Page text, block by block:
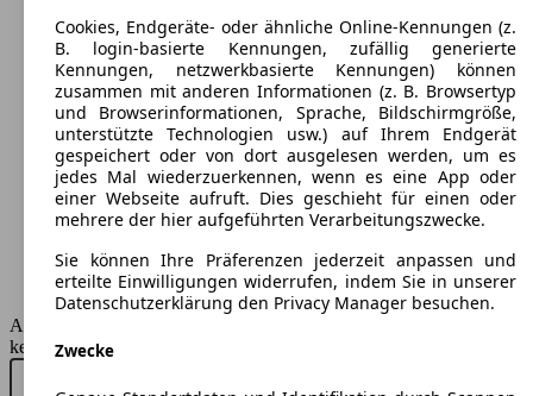
Maße (L/B/H):
ab 4980 x 1911 x 1408 mm
Leistung:
320 KW (435 PS)
Türen:
5
Sitze:
4
Kofferraum:
Anhängelast:
2100 kg
AutoScout24 GmbH übernimmt für die Richtigkeit der Angaben
keine Gewähr.
Cookies, Endgeräte- oder ähnliche Online-Kennungen (z.
B. login-basierte Kennungen, zufällig generierte
Kennungen, netzwerkbasierte Kennungen) können
zusammen mit anderen Informationen (z. B. Browsertyp
und Browserinformationen, Sprache, Bildschirmgröße,
unterstützte Technologien usw.) auf Ihrem Endgerät
gespeichert oder von dort ausgelesen werden, um es
jedes Mal wiederzuerkennen, wenn es eine App oder
einer Webseite aufruft. Dies geschieht für einen oder
mehrere der hier aufgeführten Verarbeitungszwecke.
Sie können Ihre Präferenzen jederzeit anpassen und
erteilte Einwilligungen widerrufen, indem Sie in unserer
Datenschutzerklärung den Privacy Manager besuchen.
Zwecke